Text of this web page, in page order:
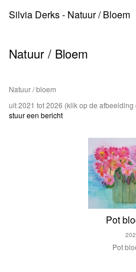
Silvia Derks - Natuur / Bloem
Natuur / Bloem
Natuur / bloem
uit 2021 tot 2026 (klik op de afbeelding
stuur een bericht
Pot
Pot